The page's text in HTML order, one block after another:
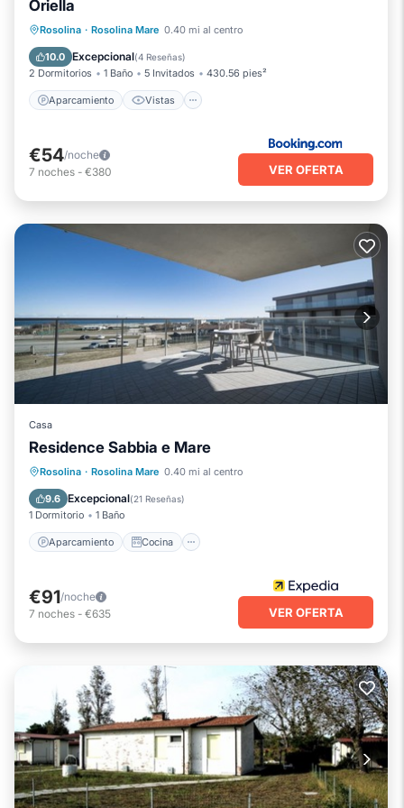
Oriella
Rosolina · Rosolina Mare 0.40 mi al centro
10.0 Excepcional(4 Reseñas)
2 Dormitorios 1 Baño 5 Invitados 430.56 pies²
Aparcamiento Vistas
Aire acondicionado
Se admiten mascotas
€54/noche
7 noches - €380 VER OFERTA
Casa
Residence Sabbia e Mare
Rosolina · Rosolina Mare 0.40 mi al centro
9.6 Excepcional(21 Reseñas)
1 Dormitorio 1 Baño
Aparcamiento Cocina
Aparcamiento
Cocina
Aire acondicionado
€91/noche
7 noches - €635 VER OFERTA